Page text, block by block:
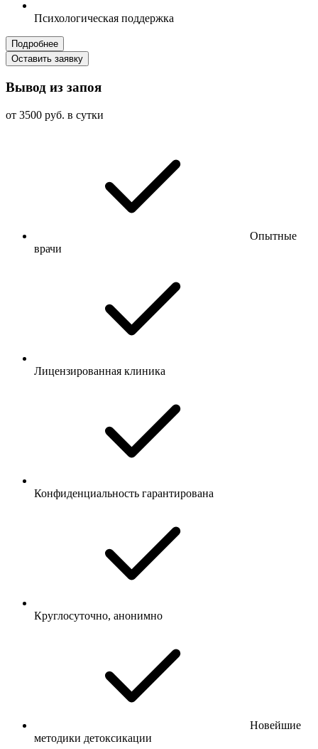
Психологическая поддержка
Подробнее
Оставить заявку
Вывод из запоя
от 3500 руб. в сутки
Опытные
врачи
Лицензированная клиника
Конфиденциальность гарантирована
Круглосуточно, анонимно
Новейшие
методики детоксикации